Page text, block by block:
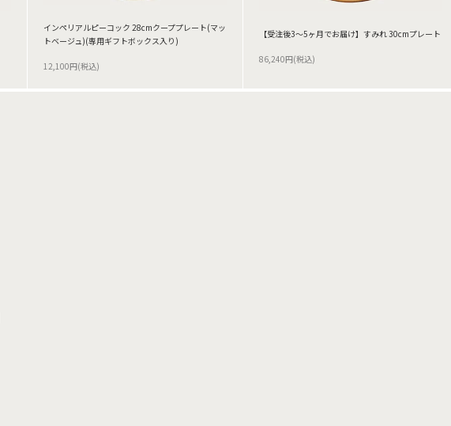
インペリアルピーコック 28cmクーププレート(マッ
トベージュ)(専用ギフトボックス入り)
12,100円(税込)
【受注後3～5ヶ月でお届け】すみれ 30cmプレート
86,240円(税込)